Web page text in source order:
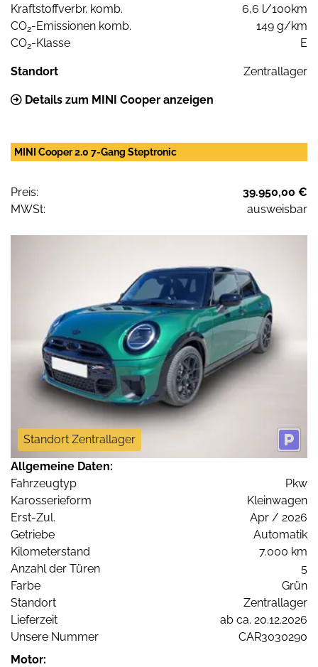
Kraftstoffverbr. komb.
6,6 l/100km
CO2-Emissionen komb.
149 g/km
CO2-Klasse E
Standort Zentrallager
Details zum MINI Cooper anzeigen
MINI Cooper 2.0 7-Gang Steptronic
Preis:
39.950,00 €
MWSt:
ausweisbar
Standort Zentrallager
Allgemeine Daten:
Fahrzeugtyp
Pkw
Karosserieform
Kleinwagen
Erst-Zul.
Apr / 2026
Getriebe
Automatik
Kilometerstand
7.000 km
Anzahl der Türen
5
Farbe
Grün
Standort
Zentrallager
Lieferzeit
ab ca. 20.12.2026
Unsere Nummer
CAR3030290
Motor: